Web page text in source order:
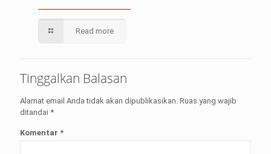
Read more
Tinggalkan Balasan
Alamat email Anda tidak akan dipublikasikan. Ruas yang wajib
ditandai *
Komentar *